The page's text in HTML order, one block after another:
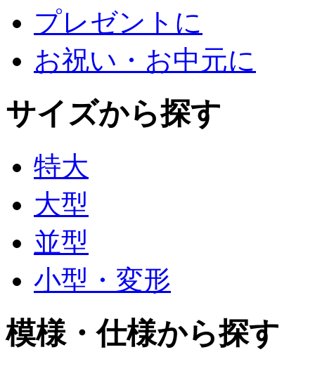
プレゼントに
お祝い・お中元に
サイズから探す
特大
大型
並型
小型・変形
模様・仕様から探す